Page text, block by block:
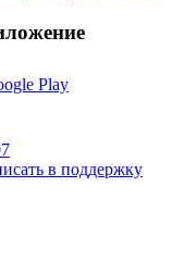
Play
в поддержку